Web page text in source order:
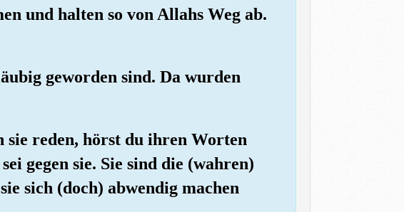
und halten so von Allahs Weg ab.
geworden sind. Da wurden
sie reden, hörst du ihren Worten
gegen sie. Sie sind die (wahren)
sich (doch) abwendig machen